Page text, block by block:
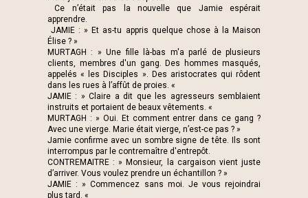
Ce n’était pas la nouvelle que Jamie espérait
apprendre.
JAMIE : » Et as-tu appris quelque chose à la Maison
Élise ? »
MURTAGH : » Une fille là-bas m'a parlé de plusieurs
clients, membres d'un gang. Des hommes masqués,
appelés « les Disciples ». Des aristocrates qui rôdent
dans les rues à l’affût de proies. «
JAMIE : » Claire a dit que les agresseurs semblaient
instruits et portaient de beaux vêtements. «
MURTAGH : » Oui. Et comment entrer dans ce gang ?
Avec une vierge. Marie était vierge, n’est-ce pas ? »
Jamie confirme avec un sombre signe de tête. Ils sont
interrompus par le contremaître d'entrepôt.
CONTREMAITRE : » Monsieur, la cargaison vient juste
d’arriver. Vous voulez prendre un échantillon ? »
JAMIE : » Commencez sans moi. Je vous rejoindrai
plus tard. «